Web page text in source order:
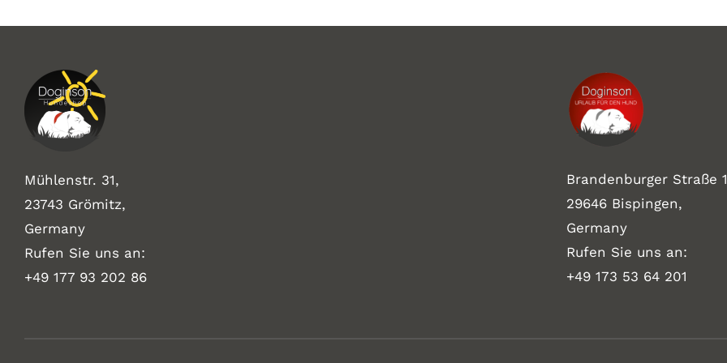
Mühlenstr. 31,
23743 Grömitz,
Germany
Rufen Sie uns an:
+49 177 93 202 86
Brandenburger Straße
29646 Bispingen,
Germany
Rufen Sie uns an:
+49 173 53 64 201